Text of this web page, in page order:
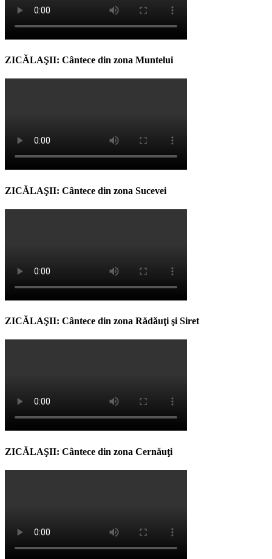
ZICĂLAŞII: Cântece din zona Muntelui
ZICĂLAŞII: Cântece din zona Sucevei
ZICĂLAŞII: Cântece din zona Rădăuţi şi Siret
ZICĂLAŞII: Cântece din zona Cernăuţi